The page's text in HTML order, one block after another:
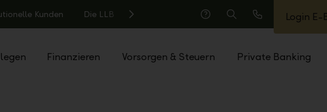
Kunden Die LLB
Hilfe
Suche
Anrufen
Login E-
Finanzieren Vorsorgen & Steuern Private Banking